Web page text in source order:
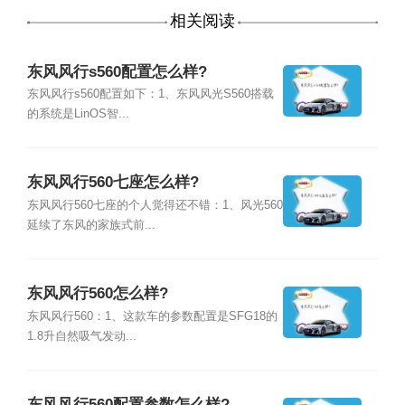
相关阅读
东风风行s560配置怎么样?
东风风行s560配置如下：1、东风风光S560搭载
的系统是LinOS智...
东风风行560七座怎么样?
东风风行560七座的个人觉得还不错：1、风光560
延续了东风的家族式前...
东风风行560怎么样?
东风风行560：1、这款车的参数配置是SFG18的
1.8升自然吸气发动...